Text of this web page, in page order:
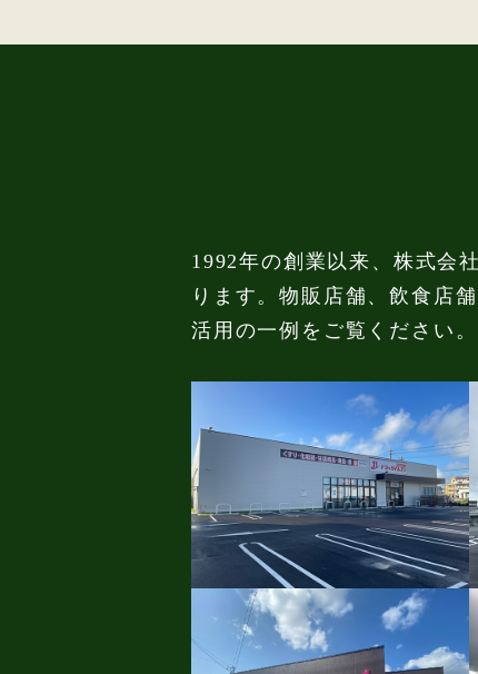
1992年の創業以来、株式会
ります。物販店舗、飲食店
活用の一例をご覧ください。